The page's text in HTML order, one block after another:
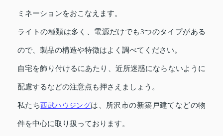
ミネーションをおこなえます。
ライトの種類は多く、電源だけでも3つのタイプがある
ので、製品の構造や特徴はよく調べてください。
自宅を飾り付けるにあたり、近所迷惑にならないように
配慮するなどの注意点も押さえましょう。
私たち西武ハウジングは、所沢市の新築戸建てなどの物
件を中心に取り扱っております。